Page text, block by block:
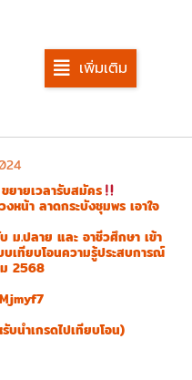
เพิ่มเติม
ายเวลารับสมัคร
หน้า ลาดกระบังชุมพร เอาใจ
ม.ปลาย และ อาชีวศึกษา เข้า
บเทียบโอนความรู้ประสบการณ์
2568
นำเกรดไปเทียบโอน)